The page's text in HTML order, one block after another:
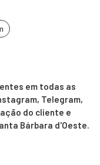
em todas as
Telegram,
do cliente e
Bárbara d'Oeste.